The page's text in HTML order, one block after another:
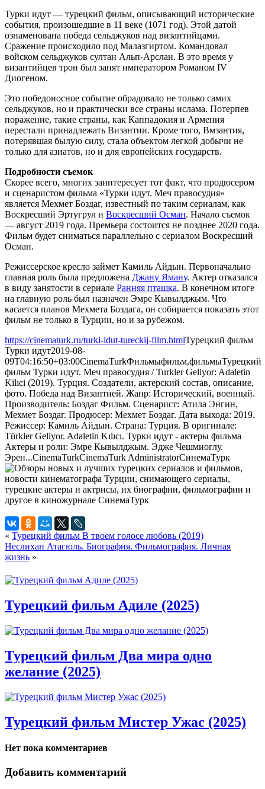
Турки идут — турецкий фильм, описывающий исторические
события, произошедшие в 11 веке (1071 год). Этой датой
ознаменована победа сельджуков над византийцами.
Сражение происходило под Малазгиртом. Командовал
войском сельджуков султан Альп-Арслан. В это время у
византийцев трон был занят императором Романом IV
Диогеном.
Это победоносное событие обрадовало не только самих
сельджуков, но и практически все страны ислама. Потерпев
поражение, такие страны, как Каппадокия и Армения
перестали принадлежать Византии. Кроме того, Вмзантия,
потерявшая былую силу, стала объектом легкой добычи не
только для азиатов, но и для европейских государств.
Подробности съемок
Скорее всего, многих заинтересует тот факт, что продюсером
и сценаристом фильма «Турки идут. Меч правосудия»
является Мехмет Боздаг, известный по таким сериалам, как
Воскресший Эртугрул и Воскресший Осман. Начало съемок
— август 2019 года. Премьера состоится не позднее 2020 года.
Фильм будет сниматься параллельно с сериалом Воскресший
Осман.
Режиссерское кресло займет Камиль Айдын. Первоначально
главная роль была предложена Джану Яману. Актер отказался
в виду занятости в сериале Ранняя пташка. В конечном итоге
на главную роль был назначен Эмре Кывылджым. Что
касается планов Мехмета Боздага, он собирается показать этот
фильм не только в Турции, но и за рубежом.
https://cinematurk.ru/turki-idut-tureckij-film.htmlТурецкий фильм
Турки идут2019-08-
09T04:16:50+03:00CinemaTurkФильмыфильм,фильмыТурецкий
фильм Турки идут. Меч правосудия / Turkler Geliyor: Adaletin
Kilıci (2019). Турция. Создатели, актерский состав, описание,
фото. Победа над Византией. Жанр: Исторический, военный.
Производитель: Боздаг Фильм. Сценарист: Атила Энгин,
Мехмет Боздаг. Продюсер: Мехмет Боздаг. Дата выхода: 2019.
Режиссер: Камиль Айдын. Страна: Турция. В оригинале:
Türkler Geliyor. Adaletin Kılıcı. Турки идут - актеры фильма
Актеры и роли: Эмре Кывылджым. Эдже Чешмиоглу.
Эрен...CinemaTurkCinemaTurk AdministratorСинемаТурк
« Турецкий фильм В твоем голосе любовь (2019)
Неслихан Атагюль. Биография. Фильмография. Личная
жизнь »
Турецкий фильм Адиле (2025)
Турецкий фильм Два мира одно
желание (2025)
Турецкий фильм Мистер Ужас (2025)
Нет пока комментариев
Добавить комментарий